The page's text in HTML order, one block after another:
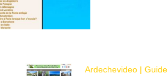
Ardechevideo | Guide